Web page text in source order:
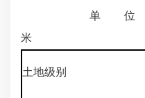
单位:
土地级别